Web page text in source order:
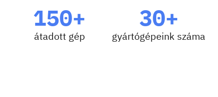
150+
átadott gép
30+
gyártógépeink száma